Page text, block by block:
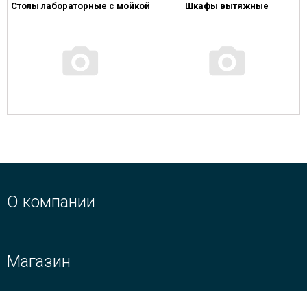
Столы лабораторные с мойкой Шкафы вытяжные
О компании
Магазин